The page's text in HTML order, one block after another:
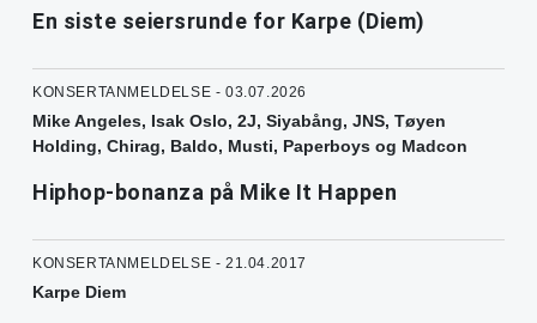
En siste seiersrunde for Karpe (Diem)
KONSERTANMELDELSE - 03.07.2026
Mike Angeles, Isak Oslo, 2J, Siyabång, JNS, Tøyen
Holding, Chirag, Baldo, Musti, Paperboys og Madcon
Hiphop-bonanza på Mike It Happen
KONSERTANMELDELSE - 21.04.2017
Karpe Diem